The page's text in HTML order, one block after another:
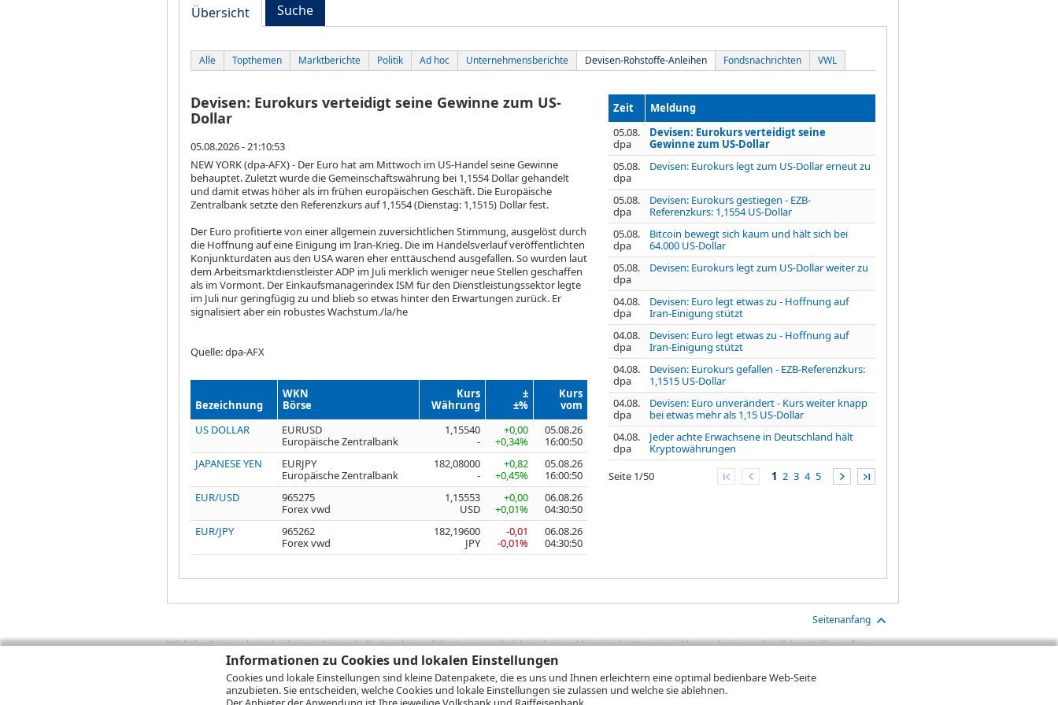
Informationen zu Cookies und lokalen Einstellungen
Cookies und lokale Einstellungen sind kleine Datenpakete, die es uns und Ihnen erleichtern eine optimal bedienbare Web-Seite
anzubieten. Sie entscheiden, welche Cookies und lokale Einstellungen sie zulassen und welche sie ablehnen.
Übersicht Suche
Alle Topthemen Marktberichte Politik Ad hoc Unternehmensberichte Devisen-Rohstoffe-Anleihen Fondsnachrichten VWL
Devisen: Eurokurs verteidigt seine Gewinne zum US-
Dollar
05.08.2026 - 21:10:53
NEW YORK (dpa-AFX) - Der Euro hat am Mittwoch im US-Handel seine Gewinne
behauptet. Zuletzt wurde die Gemeinschaftswährung bei 1,1554 Dollar gehandelt
und damit etwas höher als im frühen europäischen Geschäft. Die Europäische
Zentralbank setzte den Referenzkurs auf 1,1554 (Dienstag: 1,1515) Dollar fest.
Der Euro profitierte von einer allgemein zuversichtlichen Stimmung, ausgelöst durch
die Hoffnung auf eine Einigung im Iran-Krieg. Die im Handelsverlauf veröffentlichten
Konjunkturdaten aus den USA waren eher enttäuschend ausgefallen. So wurden laut
dem Arbeitsmarktdienstleister ADP im Juli merklich weniger neue Stellen geschaffen
als im Vormont. Der Einkaufsmanagerindex ISM für den Dienstleistungssektor legte
im Juli nur geringfügig zu und blieb so etwas hinter den Erwartungen zurück. Er
signalisiert aber ein robustes Wachstum./la/he
Quelle: dpa-AFX
Bezeichnung
WKN
Börse
Kurs
Währung
±
±%
Kurs
vom
US DOLLAR
EURUSD
Europäische Zentralbank
1,15540
-
+0,00
+0,34%
05.08.26
16:00:50
JAPANESE YEN
EURJPY
Europäische Zentralbank
182,08000
-
+0,82
+0,45%
05.08.26
16:00:50
EUR/USD
965275
Forex vwd
1,15553
USD
+0,00
+0,01%
06.08.26
04:30:50
EUR/JPY
965262
Forex vwd
182,19600
JPY
-0,01
-0,01%
06.08.26
04:30:50
Zeit
Meldung
05.08.
dpa
Devisen: Eurokurs verteidigt seine
Gewinne zum US-Dollar
05.08.
dpa
Devisen: Eurokurs legt zum US-Dollar erneut zu
05.08.
dpa
Devisen: Eurokurs gestiegen - EZB-
Referenzkurs: 1,1554 US-Dollar
05.08.
dpa
Bitcoin bewegt sich kaum und hält sich bei
64.000 US-Dollar
05.08.
dpa
Devisen: Eurokurs legt zum US-Dollar weiter zu
04.08.
dpa
Devisen: Euro legt etwas zu - Hoffnung auf
Iran-Einigung stützt
04.08.
dpa
Devisen: Euro legt etwas zu - Hoffnung auf
Iran-Einigung stützt
04.08.
dpa
Devisen: Eurokurs gefallen - EZB-Referenzkurs:
1,1515 US-Dollar
04.08.
dpa
Devisen: Euro unverändert - Kurs weiter knapp
bei etwas mehr als 1,15 US-Dollar
04.08.
dpa
Jeder achte Erwachsene in Deutschland hält
Kryptowährungen
Seite 1/50 1 2 3 4 5
Seitenanfang
Wichtig:Es ist zu berücksichtigen, dass sich die Angaben auf die Vergangenheit beziehen und historische Wertentwicklungen keinen verlässlichen Indikator für
zukünftige Ergebnisse darstellen. Bei Performanceangaben handelt es sich stets um Bruttowertangaben. Bei Bruttowertangaben sind Transaktionskosten (wie z.B.
Provisionen, Gebühren und andere Entgelte), die beim Erwerb von Wertpapieren in der Regel anfallen, nicht berücksichtigt. Oftmals kommen auch noch
Depotgebühren hinzu. Mit dem Wertentwicklungsrechner können Sie auf den einzelnen Wertpapierseiten Ihre individuell bereinigte Wertentwicklung bzw.
Performance, die sich unter Berücksichtigung sämtlicher Transaktionskosten und etwaigen Depotgebühren ergibt, errechnen. Falls Kurse in Fremdwährung notieren,